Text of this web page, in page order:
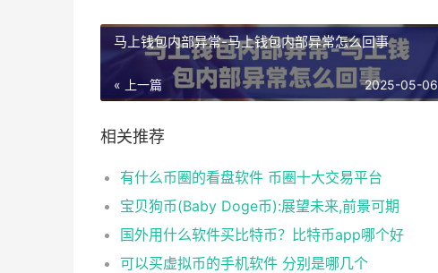
马上钱包内部异常-马上钱包内部异常怎么回事
« 上一篇 2025-05-06
相关推荐
有什么币圈的看盘软件 币圈十大交易平台
宝贝狗币(Baby Doge币):展望未来,前景可期
国外用什么软件买比特币？比特币app哪个好
可以买虚拟币的手机软件 分别是哪几个